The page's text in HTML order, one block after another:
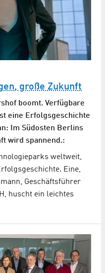
große Zukunft
boomt. Verfügbare
eine Erfolgsgeschichte
Im Südosten Berlins
wird spannend.:
weltweit,
Eine,
Geschäftsführer
huscht ein leichtes